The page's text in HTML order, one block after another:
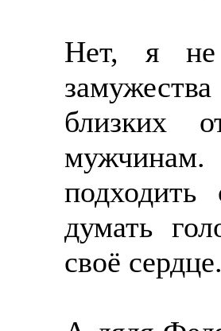
Нет, я
близких
думать
своё